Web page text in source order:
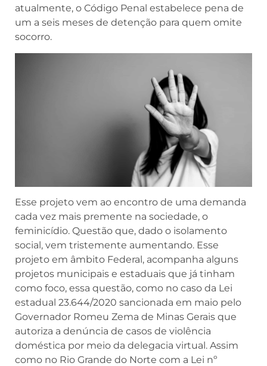
atualmente, o Código Penal estabelece pena de
um a seis meses de detenção para quem omite
socorro.
Esse projeto vem ao encontro de uma demanda
cada vez mais premente na sociedade, o
feminicídio. Questão que, dado o isolamento
social, vem tristemente aumentando. Esse
projeto em âmbito Federal, acompanha alguns
projetos municipais e estaduais que já tinham
como foco, essa questão, como no caso da Lei
estadual 23.644/2020 sancionada em maio pelo
Governador Romeu Zema de Minas Gerais que
autoriza a denúncia de casos de violência
doméstica por meio da delegacia virtual. Assim
como no Rio Grande do Norte com a Lei nº